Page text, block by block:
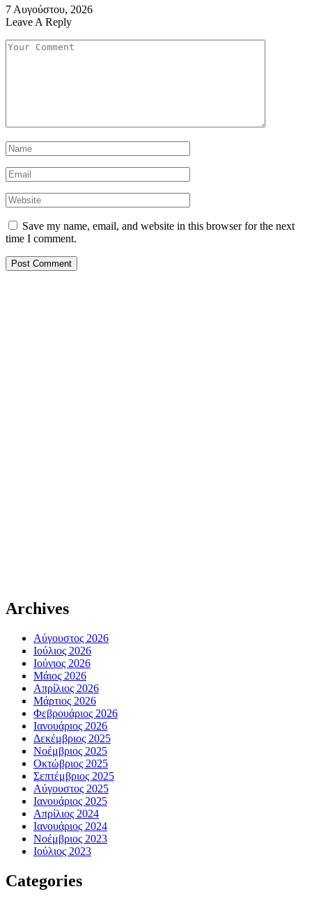
7 Αυγούστου, 2026
Leave A Reply
Save my name, email, and website in this browser for the next
time I comment.
Archives
Αύγουστος 2026
Ιούλιος 2026
Ιούνιος 2026
Μάιος 2026
Απρίλιος 2026
Μάρτιος 2026
Φεβρουάριος 2026
Ιανουάριος 2026
Δεκέμβριος 2025
Νοέμβριος 2025
Οκτώβριος 2025
Σεπτέμβριος 2025
Αύγουστος 2025
Ιανουάριος 2025
Απρίλιος 2024
Ιανουάριος 2024
Νοέμβριος 2023
Ιούλιος 2023
Categories